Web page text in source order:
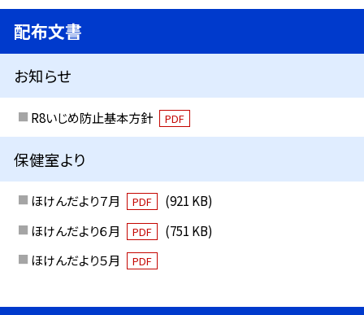
配布文書
お知らせ
R8いじめ防止基本方針 PDF
保健室より
ほけんだより７月 PDF
(921 KB)
ほけんだより６月
PDF
(751 KB)
ほけんだより５月
PDF